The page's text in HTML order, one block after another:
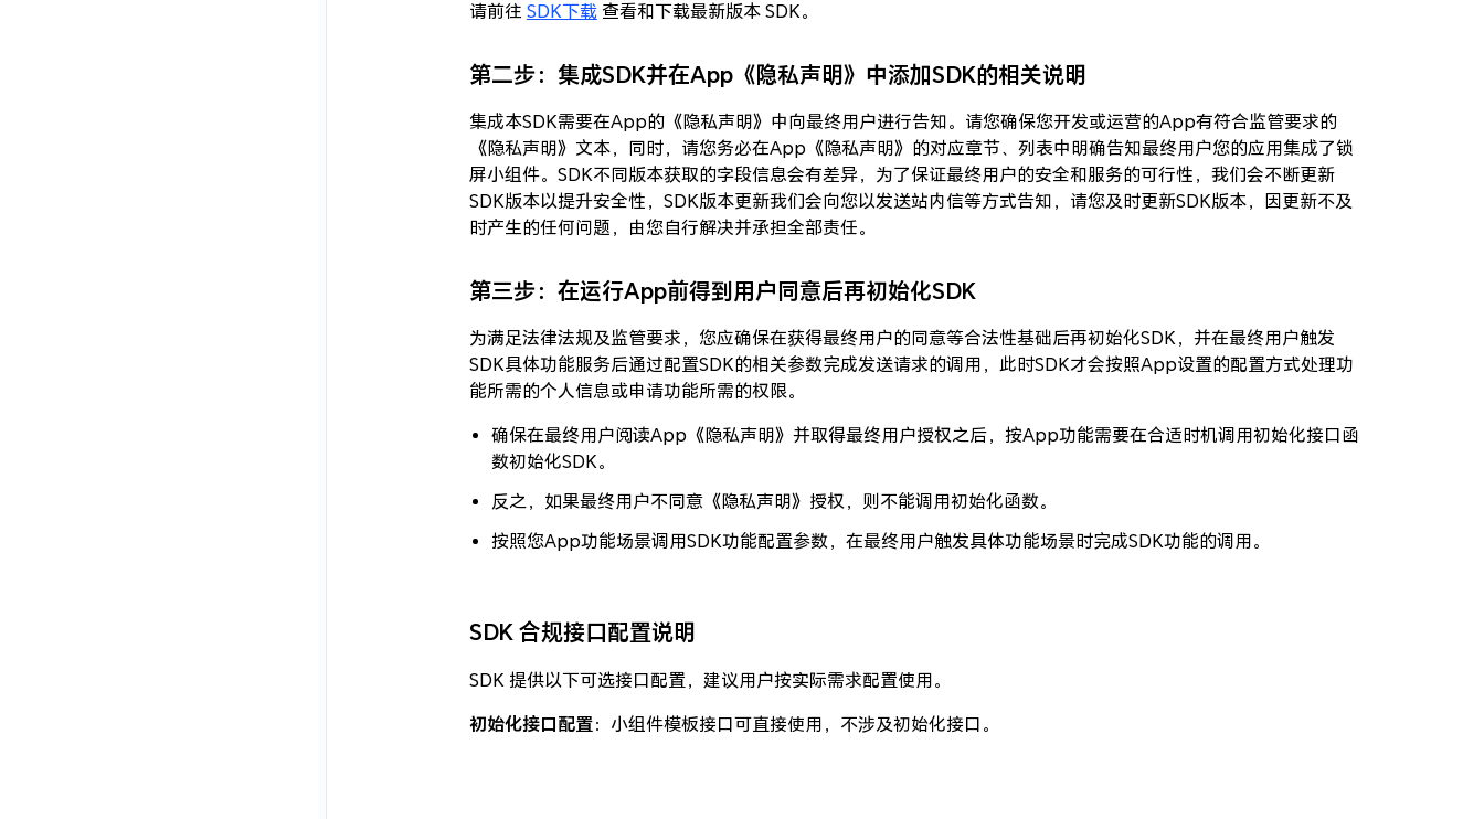
请前往 SDK下载查看和下载最新版本 SDK。
第二步：集成SDK并在App《隐私声明》中添加SDK的相关说明
集成本SDK需要在App的《隐私声明》中向最终用户进行告知。请您确保您开发或运营的App有符合监管要求的
《隐私声明》文本，同时，请您务必在App《隐私声明》的对应章节、列表中明确告知最终用户您的应用集成了锁
屏小组件。SDK不同版本获取的字段信息会有差异，为了保证最终用户的安全和服务的可行性，我们会不断更新
SDK版本以提升安全性，SDK版本更新我们会向您以发送站内信等方式告知，请您及时更新SDK版本，因更新不及
时产生的任何问题，由您自行解决并承担全部责任。
第三步：在运行App前得到用户同意后再初始化SDK
为满足法律法规及监管要求，您应确保在获得最终用户的同意等合法性基础后再初始化SDK，并在最终用户触发
SDK具体功能服务后通过配置SDK的相关参数完成发送请求的调用，此时SDK才会按照App设置的配置方式处理功
能所需的个人信息或申请功能所需的权限。
确保在最终用户阅读App《隐私声明》并取得最终用户授权之后，按App功能需要在合适时机调用初始化接口函
数初始化SDK。
反之，如果最终用户不同意《隐私声明》授权，则不能调用初始化函数。
按照您App功能场景调用SDK功能配置参数，在最终用户触发具体功能场景时完成SDK功能的调用。
SDK 合规接口配置说明
SDK 提供以下可选接口配置，建议用户按实际需求配置使用。
初始化接口配置：小组件模板接口可直接使用，不涉及初始化接口。